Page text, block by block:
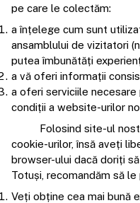
pe care le colectăm:
a înțelege cum sunt
ansamblului de vizitatori
putea îmbunătăți
a vă oferi informații
a oferi serviciile necesare
condiții a website-urilor
Folosind site-ul
cookie-urilor, însă aveți
browser-ului dacă doriți
Totuși, recomandăm să
Veți obține cea mai bună